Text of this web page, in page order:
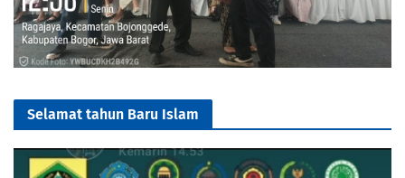
Selamat tahun Baru Islam